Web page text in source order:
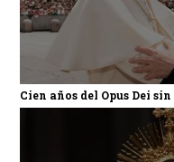
Cien años del Opus Dei